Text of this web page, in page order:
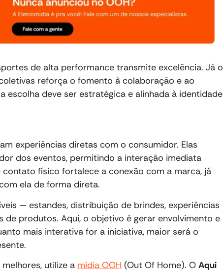
de alta performance transmite excelência. Já o
reforça o fomento à colaboração e ao
escolha deve ser estratégica e alinhada à identidade
experiências diretas com o consumidor. Elas
dos eventos, permitindo a interação imediata
físico fortalece a conexão com a marca, já
ela de forma direta.
— estandes, distribuição de brindes, experiências
de produtos. Aqui, o objetivo é gerar envolvimento e
mais interativa for a iniciativa, maior será o
utilize a mídia OOH (Out Of Home). O Aqui